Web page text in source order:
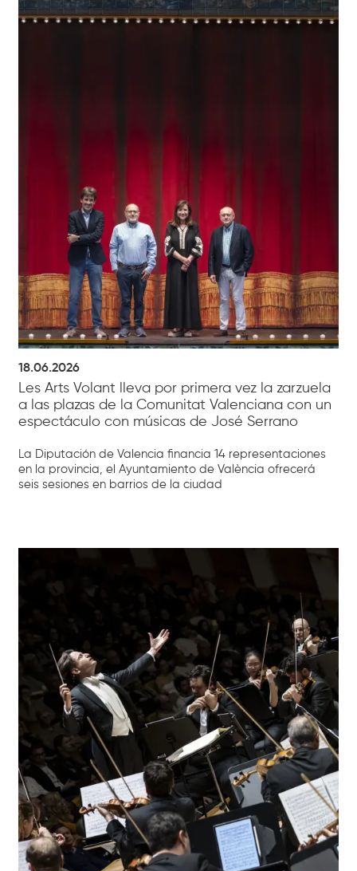
18.06.2026
Les Arts Volant lleva por primera vez la zarzuela
a las plazas de la Comunitat Valenciana con un
espectáculo con músicas de José Serrano
La Diputación de Valencia financia 14 representaciones
en la provincia, el Ayuntamiento de València ofrecerá
seis sesiones en barrios de la ciudad